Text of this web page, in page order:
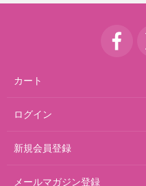
カート
ログイン
新規会員登録
メールマガジン登録